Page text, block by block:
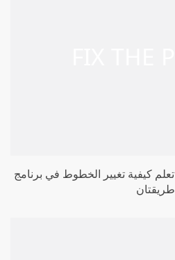
تعلم كيفية تغيير الخطوط في برنامج ADOBE ACROBAT: أفضل
طريقتان